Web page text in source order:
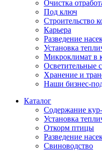
Очистка
Под ключ
Строительство
Карьера
Разведение
Установка
Микроклимат в
Осветительные
Хранение и
Наши бизнес-
Каталог
Содержание
Установка
Откорм птицы
Разведение
Свиноводство